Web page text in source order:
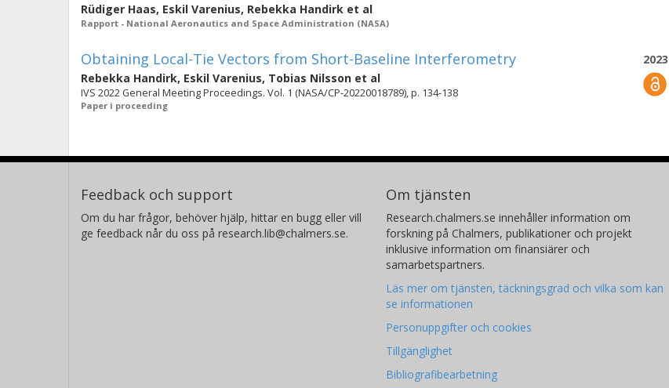
Rüdiger Haas, Eskil Varenius, Rebekka Handirk et al
Rapport - National Aeronautics and Space Administration (NASA)
2023
Obtaining Local-Tie Vectors from Short-Baseline Interferometry
Rebekka Handirk, Eskil Varenius, Tobias Nilsson et al
IVS 2022 General Meeting Proceedings. Vol. 1 (NASA/CP-20220018789), p. 134-138
Paper i proceeding
Feedback och support
Om du har frågor, behöver hjälp, hittar en bugg eller vill
ge feedback når du oss på research.lib@chalmers.se.
Om tjänsten
Research.chalmers.se innehåller information om
forskning på Chalmers, publikationer och projekt
inklusive information om finansiärer och
samarbetspartners.
Läs mer om tjänsten, täckningsgrad och vilka som kan
se informationen
Personuppgifter och cookies
Tillgänglighet
Bibliografibearbetning